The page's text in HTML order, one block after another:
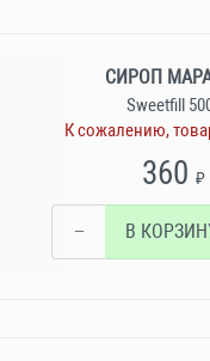
СИРОП
Sweetfill
К сожалению,
360₽
− В